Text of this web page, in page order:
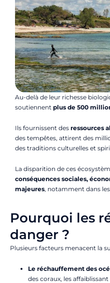
Au-delà de leur richesse
soutiennent plus de 500
Ils fournissent des ressources
des tempêtes, attirent des
des traditions culturelles et
La disparition de ces
conséquences sociales,
majeures, notamment dans
Pourquoi les
danger ?
Plusieurs facteurs menacent la
Le réchauffement des
des coraux, les